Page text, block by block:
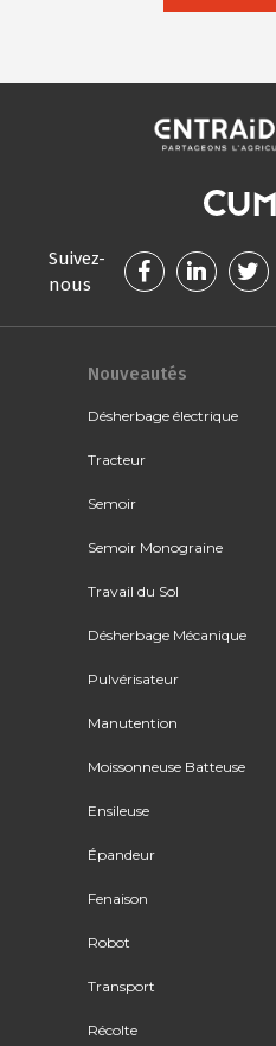
Suivez-
nous
Nouveautés
Désherbage électrique
Tracteur
Semoir
Semoir Monograine
Travail du Sol
Désherbage Mécanique
Pulvérisateur
Manutention
Moissonneuse Batteuse
Ensileuse
Épandeur
Fenaison
Robot
Transport
Récolte